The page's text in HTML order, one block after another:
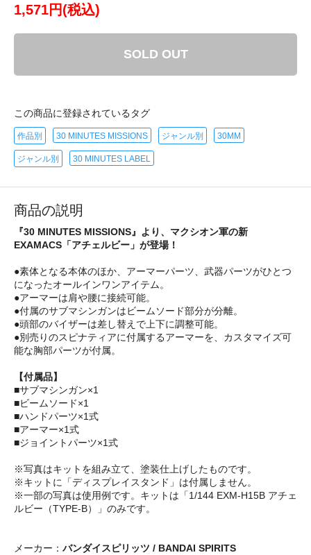
1,571円(税込)
SOLD OUT
この商品に登録されているタグ
作品別 30 MINUTES MISSIONS ジャンル別 30MM
ジャンル別 30 MINUTES LABEL
商品の説明
『30 MINUTES MISSIONS』より、マクシオン軍の新
EXAMACS「アチェルビー」が登場！
●素体となる本体のほか、アーマーパーツ、武器パーツがひとつ
になったオールインワンアイテム。
●アーマーは肩や腰に接続可能。
●付属のサブマシンガンはビームソード部分が分離。
●頭部のバイザーは差し替えで上下に調整可能。
●別売りのスピナティアに付属するアーマーを、カスタマイズ可
能な胸部パーツが付属。
【付属品】
■サブマシンガン×1
■ビームソード×1
■ハンドパーツ×1式
■アーマー×1式
■ジョイントパーツ×1式
※写真はキットを組み立て、塗装仕上げしたものです。
※キットに「ディスプレイスタンド」は付属しません。
※一部の写真は使用例です。キットは「1/144 EXM-H15B アチェ
ルビー（TYPE-B）」のみです。
メーカー： バンダイスピリッツ / BANDAI SPIRITS